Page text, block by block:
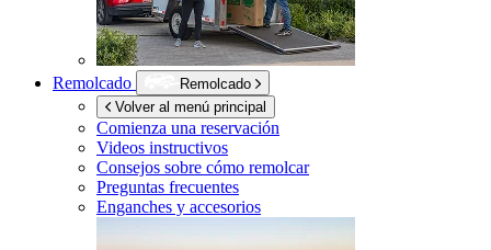
Remolcado
Remolcado
Volver al menú principal
Comienza una reservación
Videos instructivos
Consejos sobre cómo remolcar
Preguntas frecuentes
Enganches y accesorios